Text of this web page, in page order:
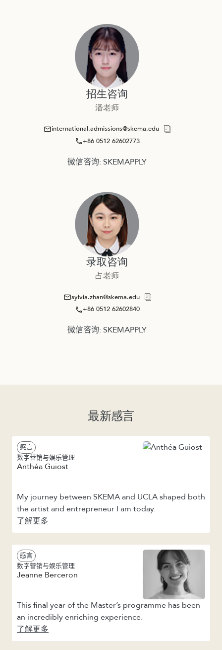
招生咨询
潘老师
international.admissions@skema.edu
+86 0512 62602773
微信咨询: SKEMAPPLY
录取咨询
占老师
sylvia.zhan@skema.edu
+86 0512 62602840
微信咨询: SKEMAPPLY
最新感言
感言
数字营销与娱乐管理
Anthéa Guiost
My journey between SKEMA and UCLA shaped both
the artist and entrepreneur I am today.
了解更多
感言
数字营销与娱乐管理
Jeanne Berceron
This final year of the Master’s programme has been
an incredibly enriching experience.
了解更多